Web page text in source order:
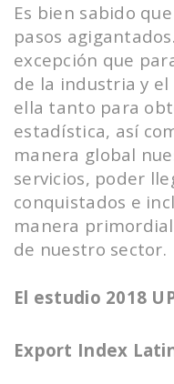
Es bien sabido
pasos
excepción que
de la industria y
ella tanto para
estadística, así
manera global
servicios, poder
conquistados e
manera
de nuestro sector.
El estudio 2018
Export Index